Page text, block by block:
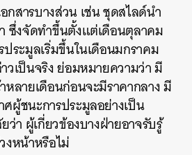
กสารบางส่วน เช่น ชุดสไลด์นำ
ซึ่งจัดทำขึ้นตั้งแต่เดือนตุลาคม
ระมูลเริ่มขึ้นในเดือนมกราคม
วเป็นจริง ย่อมหมายความว่า มี
หลายเดือนก่อนจะมีราคากลาง มี
ผู้ชนะการประมูลอย่างเป็น
ว่า ผู้เกี่ยวข้องบางฝ่ายอาจรับรู้
งหน้าหรือไม่